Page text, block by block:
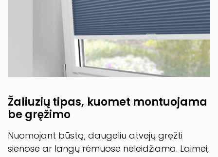
Žaliuzių tipas, kuomet montuojama
be gręžimo
Nuomojant būstą, daugeliu atvejų gręžti
sienose ar langų rėmuose neleidžiama. Laimei,